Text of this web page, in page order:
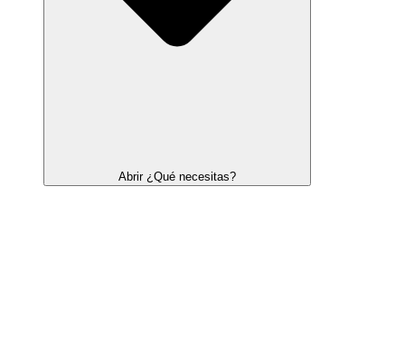
Abrir ¿Qué necesitas?